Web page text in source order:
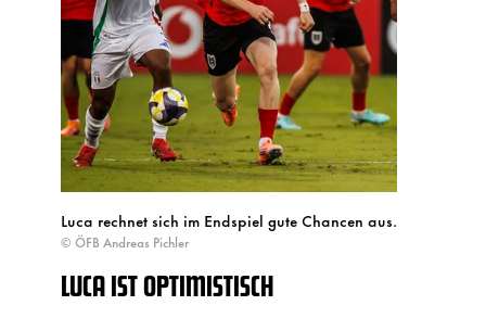
Luca rechnet sich im Endspiel gute Chancen aus.
© ÖFB Andreas Pichler
LUCA IST OPTIMISTISCH